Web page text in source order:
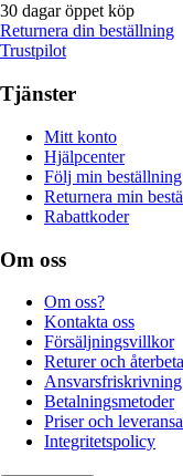
30 dagar öppet köp
Returnera din beställning
Trustpilot
Tjänster
Mitt konto
Hjälpcenter
Följ min beställning
Returnera min
Rabattkoder
Om oss
Om oss?
Kontakta oss
Försäljningsvillkor
Returer och
Ansvarsfriskrivning
Betalningsmetoder
Priser och
Integritetspolicy